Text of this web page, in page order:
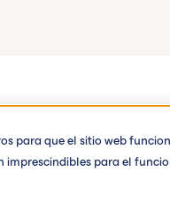
para que el sitio web
imprescindibles para el